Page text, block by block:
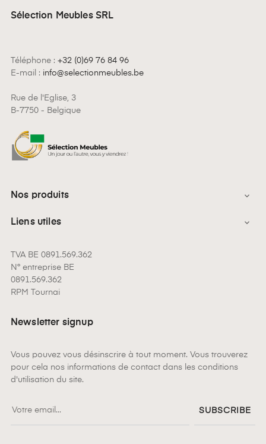
Sélection Meubles SRL
Téléphone : +32 (0)69 76 84 96
E-mail : info@selectionmeubles.be
Rue de l'Eglise, 3
B-7750 - Belgique
Nos produits 
Liens utiles 
TVA BE 0891.569.362
N° entreprise BE
0891.569.362
RPM Tournai
Newsletter signup
Vous pouvez vous désinscrire à tout moment. Vous trouverez
pour cela nos informations de contact dans les conditions
d'utilisation du site.
SUBSCRIBE